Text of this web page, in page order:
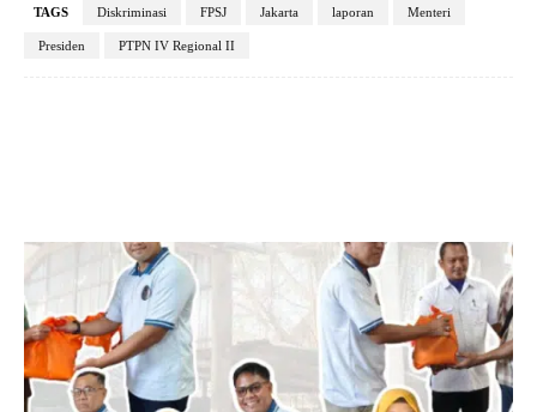
TAGS Diskriminasi FPSJ Jakarta laporan Menteri
Presiden PTPN IV Regional II